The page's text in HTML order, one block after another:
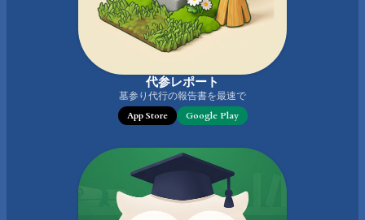
代参レポート
墓参り代行の報告書を最速で
App Store Google Play